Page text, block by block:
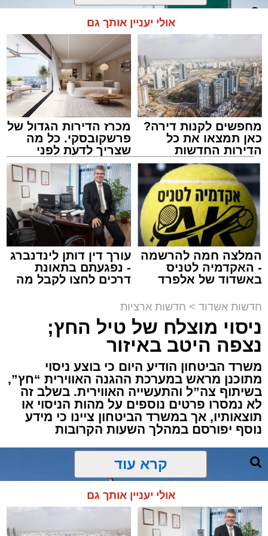
אילוסטרציה מעצר חשוד
מערכת האתר / 00:13 06.08.26
תגים:משטרה, מעצר, אלימות, אשדוד
דרמה קשה ברחובות אשדוד: אירוע אלימות חמור
התרחש בשעות אחר הצהריים (רביעי) באחד
הפארקים המרכזיים בעיר, במהלכו נדקר נער בן
12 ונפצע.
עם קבלת הדיווח במוקד 100 ובמוקדי החירום,
הוזעקו למקום כוחות הצלה רבים יחד עם שוטרי
תחנת אשדוד. צוותי הרפואה שהגיעו לזירה העניקו
לנער הפצוע טיפול רפואי ראשוני בשטח, ולאחר
מכן פינו אותו לבית החולים כשמצבו מוגדר קל.
במקביל למתן הטיפול הרפואי, המשטרה פתחה
אולי יעניין אותך גם
מחפשים לקנות דירה?
כאן תמצאו את כל
הדירות החדשות
למכירה באשדוד >>>
מכרז הדירות הגדול של
פרשקובסקי. כל מה
שצריך לדעת לפני
שמגישים הצעה לדירה
באשדוד
המלצה חמה להרשמה
- האקדמיה לטניס
באשדוד של אלפרד
עורך דין דותן לינדנברג
- נפגעתם בתאונת
דרכים לחצו לקבל מה
חדשות אשדוד > חדשות ארציות
ניסוי מוצלח של טיל החץ;
נצפה היטב באיזור
משרד הביטחון הודיע היום כי בוצע ניסוי
מתוכנן מראש במערכת ההגנה האווירית “חץ”,
בשיתוף צה”ל והתעשייה האווירית. בשלב זה
לא נמסרו פרטים נוספים על מהות הניסוי או
תוצאותיו, אך במשרד הביטחון ציינו כי מידע
נוסף יפורסם במהלך השעות הקרובות
קרא עוד
אולי יעניין אותך גם